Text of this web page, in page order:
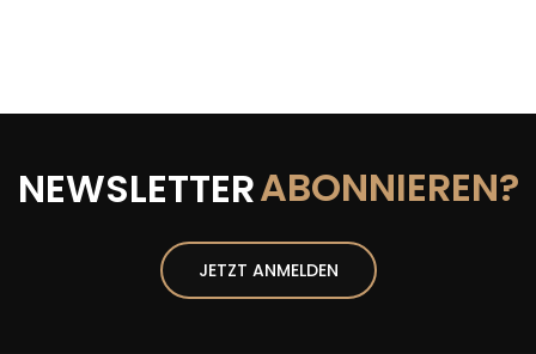
NEWSLETTERABONNIEREN?
JETZT ANMELDEN